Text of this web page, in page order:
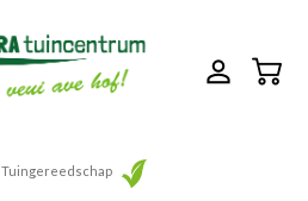
Tuingereedschap